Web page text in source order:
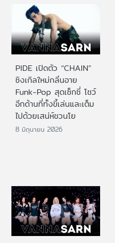
PIDE เปิดตัว “CHAIN”
ซิงเกิลใหม่กลิ่นอาย
Funk-Pop สุดเซ็กซี่ โชว์
อีกด้านที่ทั้งขี้เล่นและเต็ม
ไปด้วยเสน่ห์ชวนโย
8 มิถุนายน 2026